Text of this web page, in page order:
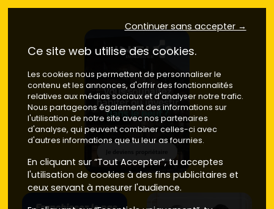
Continuer sans accepter →
Ce site web utilise des cookies.
Les cookies nous permettent de personnaliser le
contenu et les annonces, d'offrir des fonctionnalités
relatives aux médias sociaux et d'analyser notre trafic.
Nous partageons également des informations sur
l'utilisation de notre site avec nos partenaires
d'analyse, qui peuvent combiner celles-ci avec
d'autres informations que tu leur as fournies.
En cliquant sur “Tout Accepter”, tu acceptes
l'utilisation de cookies à des fins publicitaires et
ceux servant à mesurer l'audience.